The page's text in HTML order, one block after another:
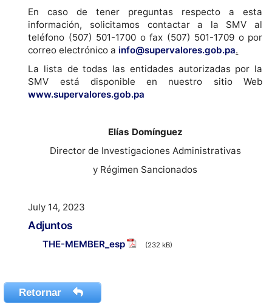
En caso de tener preguntas respecto a esta
información, solicitamos contactar a la SMV al
teléfono (507) 501-1700 o fax (507) 501-1709 o por
correo electrónico a info@supervalores.gob.pa.
La lista de todas las entidades autorizadas por la
SMV está disponible en nuestro sitio Web
www.supervalores.gob.pa
Elías Domínguez
Director de Investigaciones Administrativas
y Régimen Sancionados
July 14, 2023
Adjuntos
THE-MEMBER_esp (232 kB)
Retornar